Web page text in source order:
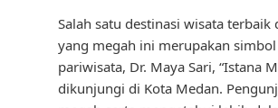
Salah satu destinasi wisata
yang megah ini merupakan
pariwisata, Dr. Maya Sari, “Istana
dikunjungi di Kota Medan.